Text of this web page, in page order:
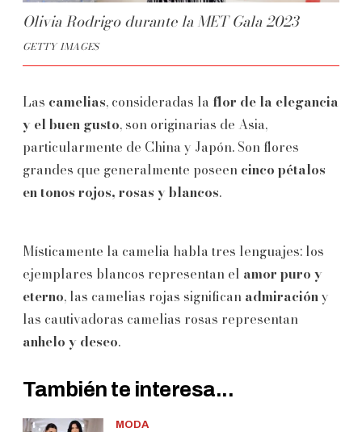
Olivia Rodrigo durante la MET Gala 2023
GETTY IMAGES
Las camelias, consideradas la flor de la elegancia
y el buen gusto, son originarias de Asia,
particularmente de China y Japón. Son flores
grandes que generalmente poseen cinco pétalos
en tonos rojos, rosas y blancos.
Místicamente la camelia habla tres lenguajes: los
ejemplares blancos representan el amor puro y
eterno, las camelias rojas significan admiracióny
las cautivadoras camelias rosas representan
anhelo y deseo.
También te interesa...
MODA